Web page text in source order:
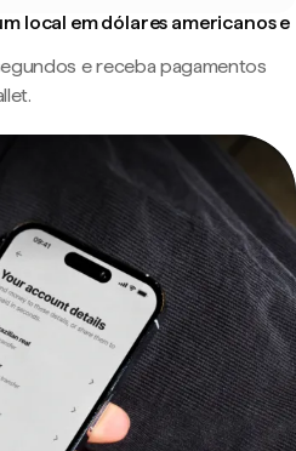
local em dólares americanos e
e receba pagamentos